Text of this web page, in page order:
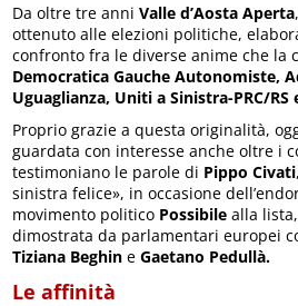
Da oltre tre anniValle d’Aosta Aperta
ottenuto alle elezioni politiche,
confronto fra le diverse anime che la
Democratica Gauche Autonomiste,
Uguaglianza, Uniti a Sinistra-PRC/
Proprio grazie a questa originalità,
guardata con interesse anche oltre i
testimoniano le parole di Pippo Civati
sinistra felice», in occasione
movimento politico Possibile alla
dimostrata da parlamentari europei
Tiziana Beghin e Gaetano Pedullà.
Le affinità